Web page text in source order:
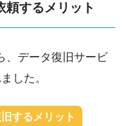
頼するメリット
、データ復旧サービ
した。
するメリット